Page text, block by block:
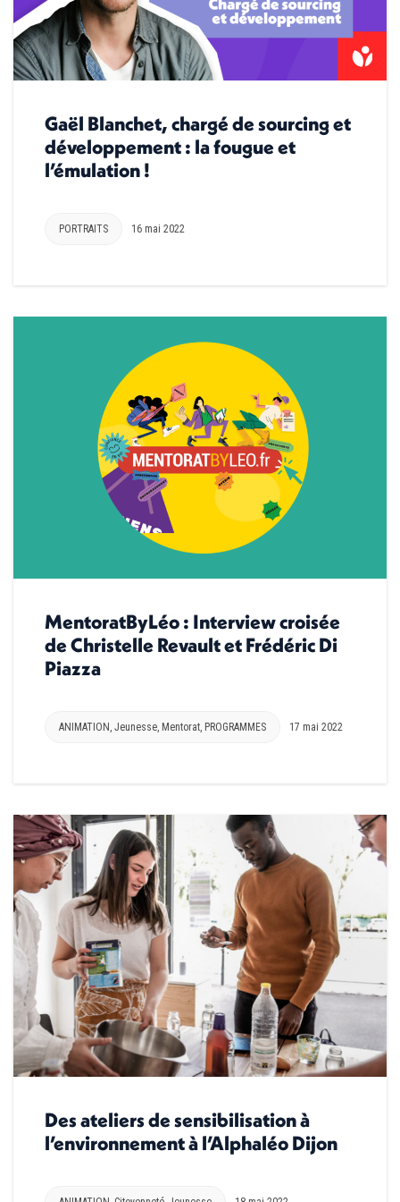
Gaël Blanchet, chargé de sourcing et
développement : la fougue et
l’émulation !
PORTRAITS 16 mai 2022
MentoratByLéo : Interview croisée
de Christelle Revault et Frédéric Di
Piazza
ANIMATION , Jeunesse, Mentorat, PROGRAMMES 17 mai 2022
Des ateliers de sensibilisation à
l’environnement à l’Alphaléo Dijon